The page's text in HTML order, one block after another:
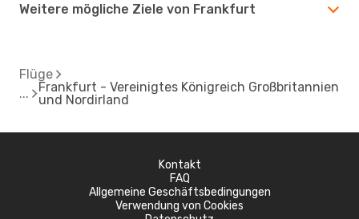
Weitere mögliche Ziele von Frankfurt
Flüge
Frankfurt - Vereinigtes Königreich Großbritannien
und Nordirland
Kontakt
FAQ
Allgemeine Geschäftsbedingungen
Verwendung von Cookies